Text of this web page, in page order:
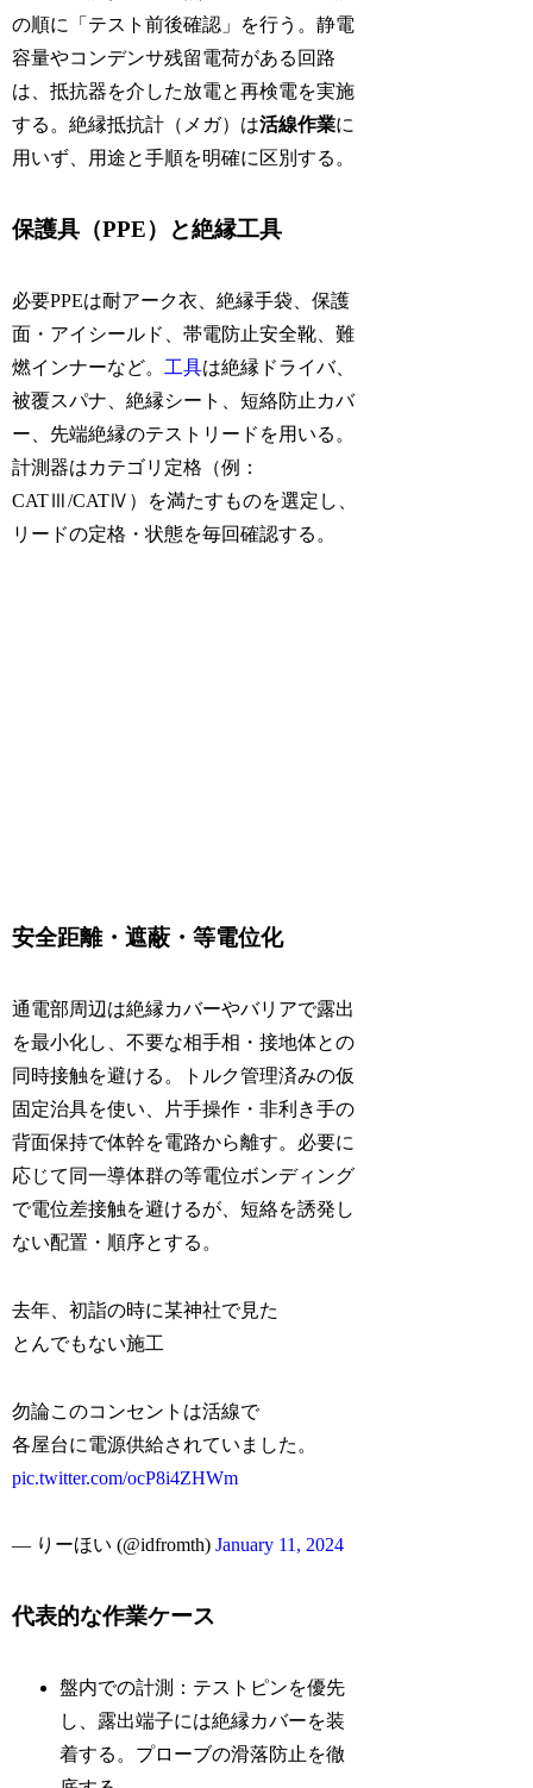
の順に「テスト前後確認」を行う。静電
容量やコンデンサ残留電荷がある回路
は、抵抗器を介した放電と再検電を実施
する。絶縁抵抗計（メガ）は活線作業に
用いず、用途と手順を明確に区別する。
保護具（PPE）と絶縁工具
必要PPEは耐アーク衣、絶縁手袋、保護
面・アイシールド、帯電防止安全靴、難
燃インナーなど。 工具は絶縁ドライバ、
被覆スパナ、絶縁シート、短絡防止カバ
ー、先端絶縁のテストリードを用いる。
計測器はカテゴリ定格（例：
CATⅢ/CATⅣ）を満たすものを選定し、
リードの定格・状態を毎回確認する。
安全距離・遮蔽・等電位化
通電部周辺は絶縁カバーやバリアで露出
を最小化し、不要な相手相・接地体との
同時接触を避ける。トルク管理済みの仮
固定治具を使い、片手操作・非利き手の
背面保持で体幹を電路から離す。必要に
応じて同一導体群の等電位ボンディング
で電位差接触を避けるが、短絡を誘発し
ない配置・順序とする。
去年、初詣の時に某神社で見た
とんでもない施工
勿論このコンセントは活線で
各屋台に電源供給されていました。
pic.twitter.com/ocP8i4ZHWm
— りーほい (@idfromth)January 11, 2024
代表的な作業ケース
盤内での計測：テストピンを優先
し、露出端子には絶縁カバーを装
着する。プローブの滑落防止を徹